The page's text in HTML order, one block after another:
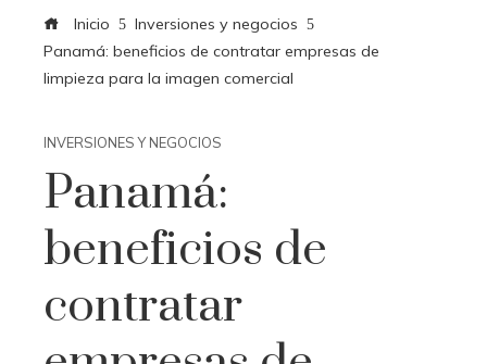
Inicio
Inversiones y negocios
Panamá: beneficios de contratar empresas de
limpieza para la imagen comercial
INVERSIONES Y NEGOCIOS
Panamá:
beneficios de
contratar